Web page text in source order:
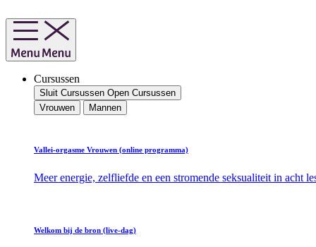
naar
de
inhoud
Cursussen
Sluit Cursussen Open Cursussen
Vrouwen
Mannen
Vallei-orgasme Vrouwen (online programma)
Meer energie, zelfliefde en een stromende seksualiteit in acht
Welkom bij de bron (live-dag)